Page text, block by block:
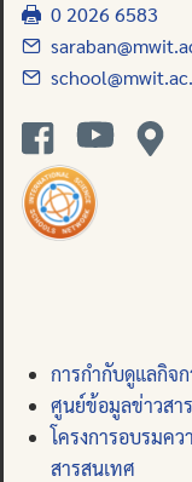
0 2026 6583
การกำกับดูแลกิจ
ศูนย์ข้อมูลข่าวสาร
โครงการอบรมคว
สารสนเทศ